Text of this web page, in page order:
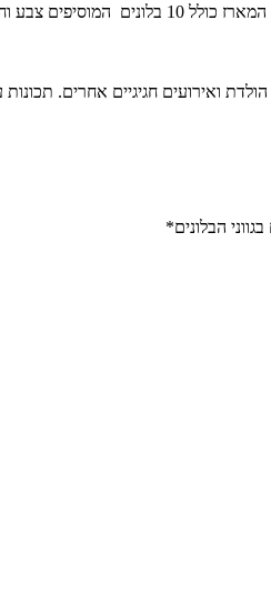
הוסיפו צבע ושמחה לכל אירוע עם מארז הבלונים שלנו. בלונים איכותיים אלו
ואירועים חגיגיים אחרים. תכונות